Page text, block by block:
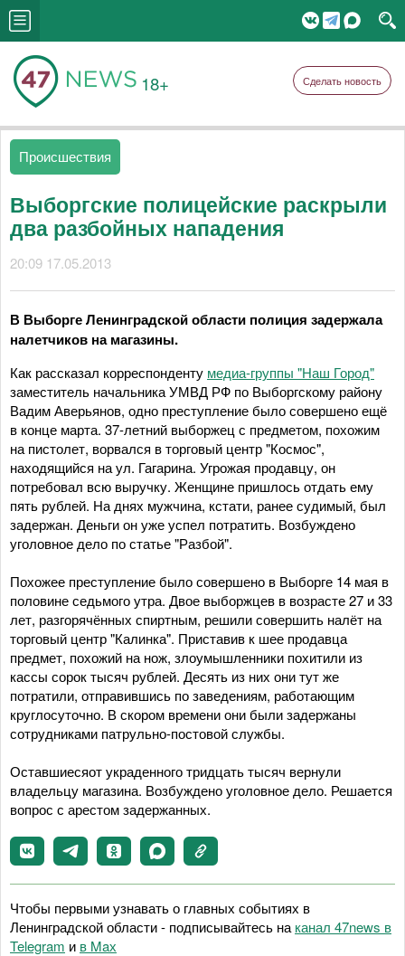
18+ Сделать новость
Происшествия
Выборгские полицейские раскрыли
два разбойных нападения
20:09 17.05.2013
В Выборге Ленинградской области полиция задержала
налетчиков на магазины.
Как рассказал корреспонденту медиа-группы "Наш Город"
заместитель начальника УМВД РФ по Выборгскому району
Вадим Аверьянов, одно преступление было совершено ещё
в конце марта. 37-летний выборжец с предметом, похожим
на пистолет, ворвался в торговый центр "Космос",
находящийся на ул. Гагарина. Угрожая продавцу, он
потребовал всю выручку. Женщине пришлось отдать ему
пять рублей. На днях мужчина, кстати, ранее судимый, был
задержан. Деньги он уже успел потратить. Возбуждено
уголовное дело по статье "Разбой".
Похожее преступление было совершено в Выборге 14 мая в
половине седьмого утра. Двое выборжцев в возрасте 27 и 33
лет, разгорячённых спиртным, решили совершить налёт на
торговый центр "Калинка". Приставив к шее продавца
предмет, похожий на нож, злоумышленники похитили из
кассы сорок тысяч рублей. Десять из них они тут же
потратили, отправившись по заведениям, работающим
круглосуточно. В скором времени они были задержаны
сотрудниками патрульно-постовой службы.
Оставшиесяот украденного тридцать тысяч вернули
владельцу магазина. Возбуждено уголовное дело. Решается
вопрос с арестом задержанных.
Чтобы первыми узнавать о главных событиях в
Ленинградской области - подписывайтесь на канал 47news в
Telegram и в Maх